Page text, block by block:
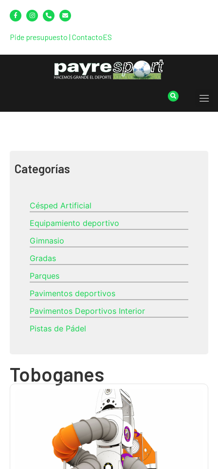
Pide presupuesto | ContactoES
Categorías
Césped Artificial
Equipamiento deportivo
Gimnasio
Gradas
Parques
Pavimentos deportivos
Pavimentos Deportivos Interior
Pistas de Pádel
Toboganes